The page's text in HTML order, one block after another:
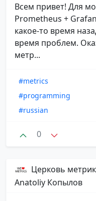
Всем привет! Для
Prometheus +
какое-то время
время проблем.
метр...
#metrics
#programming
#russian
0
Церковь метрик
Anatoliy Копылов